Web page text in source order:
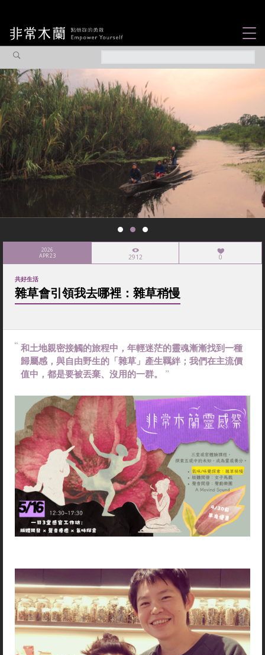
觀點專欄
焦點企劃
社會企業
認識我們
2026
APR 23 2912 0
共好生活
雜草會引領我去哪裡：雜草稍慢
和土地親密接觸的旅程中，年輕迷茫的靈魂漸漸找到一種
歸屬感，與自由野生的「雜草」產生羈絆；我們在主流價
值中，都是要被丟棄、沒用的一群。